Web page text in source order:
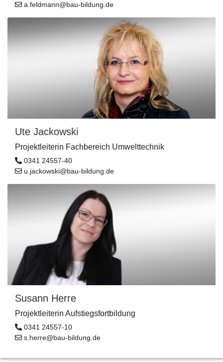
a.feldmann@bau-bildung.de
Ute Jackowski
Projektleiterin Fachbereich Umwelttechnik
0341 24557-40
u.jackowski@bau-bildung.de
Susann Herre
Projektleiterin Aufstiegsfortbildung
0341 24557-10
s.herre@bau-bildung.de